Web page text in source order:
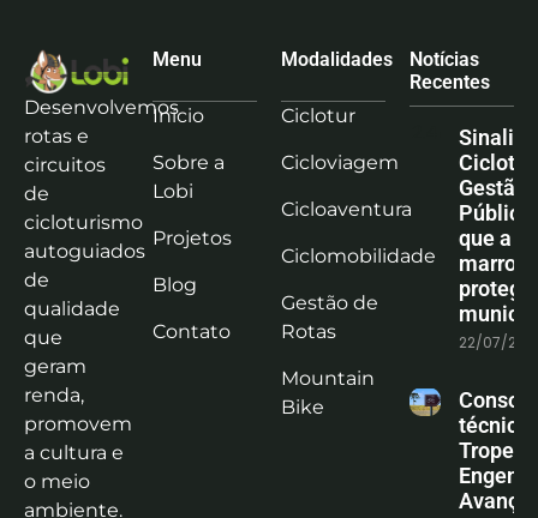
Desenvolvemos
rotas e
circuitos
de
cicloturismo
autoguiados
de
qualidade
que
geram
renda,
promovem
a cultura e
o meio
ambiente.
Menu
Início
Sobre a
Lobi
Projetos
Blog
Contato
Modalidades
Ciclotur
Cicloviagem
Cicloaventura
Ciclomobilidade
Gestão de
Rotas
Mountain
Bike
Notícias
Recentes
Gestão
que a
marrom
protege
22/07/
técnica